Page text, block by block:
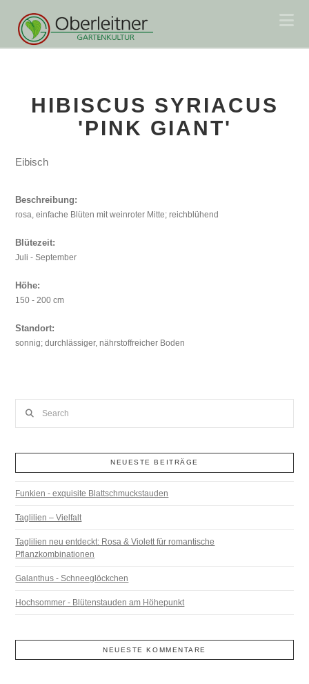
HIBISCUS SYRIACUS
'PINK GIANT'
Eibisch
Beschreibung:
rosa, einfache Blüten mit weinroter Mitte; reichblühend
Blütezeit:
Juli - September
Höhe:
150 - 200 cm
Standort:
sonnig; durchlässiger, nährstoffreicher Boden
NEUESTE BEITRÄGE
Funkien - exquisite Blattschmuckstauden
Taglilien – Vielfalt
Taglilien neu entdeckt: Rosa & Violett für romantische
Pflanzkombinationen
Galanthus - Schneeglöckchen
Hochsommer - Blütenstauden am Höhepunkt
NEUESTE KOMMENTARE